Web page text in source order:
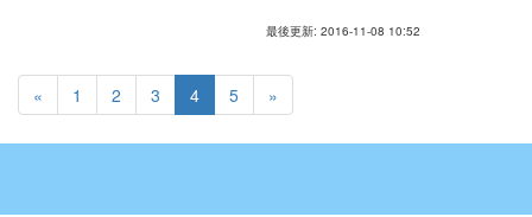
最後更新: 2016-11-08 10:52
« 1 2 3 4 5 »